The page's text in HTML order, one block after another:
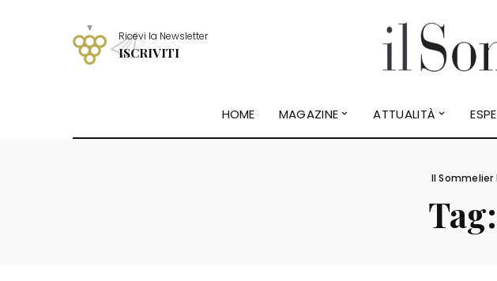
Ricevi la Newsletter
ISCRIVITI
HOME MAGAZINE ATTUALITÀ
Il Sommelier
Tag: